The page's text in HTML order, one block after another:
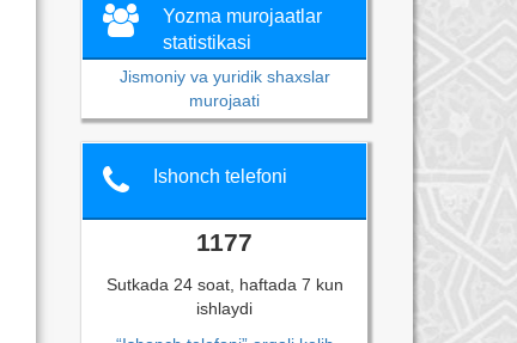
Yozma murojaatlar
statistikasi
Jismoniy va yuridik shaxslar
murojaati
Ishonch telefoni
1177
Sutkada 24 soat, haftada 7 kun
ishlaydi